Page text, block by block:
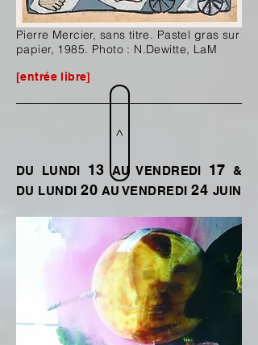
Pierre Mercier, sans titre. Pastel gras sur
papier, 1985. Photo : N.Dewitte, LaM
[entrée libre]
>
DU LUNDI 13 AU VENDREDI 17 &
DU LUNDI20 AU VENDREDI24 JUIN